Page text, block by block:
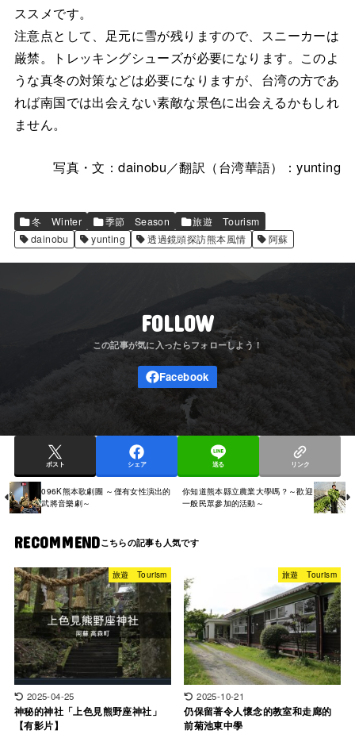
ススメです。
注意点として、足元に雪が残りますので、スニーカーは
厳禁。トレッキングシューズが必要になります。このよ
うな真冬の対策などは必要になりますが、台湾の方であ
れば南国では出会えない素敵な景色に出会えるかもしれ
ません。
写真・文：dainobu／翻訳（台湾華語）：yunting
冬 Winter 季節 Season
旅遊 Tourism
dainobu
yunting 透過鏡頭探訪熊本風情 阿蘇
FOLLOW
ポスト シェア 送る リンク
096K熊本歌劇團 ～僅有女性演出的
武將音樂劇～
你知道熊本縣立農業大學嗎？～歡迎
一般民眾參加的活動～
RECOMMEND
旅遊 Tourism
2025-04-25
神秘的神社「上色見熊野座神社」
【有影片】
旅遊 Tourism
2025-10-21
仍保留著令人懷念的教室和走廊的
前菊池東中學